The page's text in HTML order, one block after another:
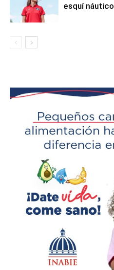
esquí náutico